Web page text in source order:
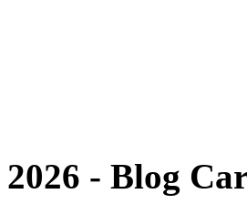
2026 - Blog